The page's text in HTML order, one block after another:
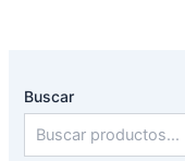
Buscar